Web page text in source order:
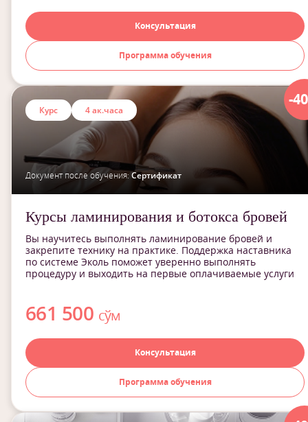
Консультация
Программа обучения
-
Курс 4 ак.часа
Документ после обучения: Сертификат
Курсы ламинирования и ботокса бровей
Вы научитесь выполнять ламинирование бровей и
закрепите технику на практике. Поддержка наставника
по системе Эколь поможет уверенно выполнять
процедуру и выходить на первые оплачиваемые услуги
661 500 сўм
Консультация
Программа обучения